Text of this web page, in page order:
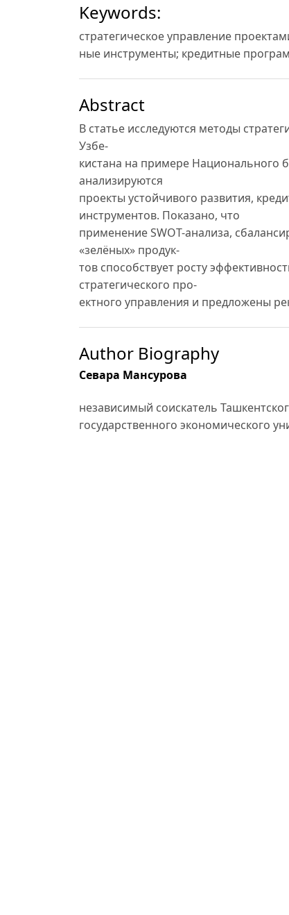
Keywords:
стратегическое управление
ные инструменты; кредитные
Abstract
В статье исследуются методы
Узбе-
кистана на примере Национального
анализируются
проекты устойчивого развития,
инструментов. Показано, что
применение SWOT-анализа,
«зелёных» продук-
тов способствует росту
стратегического про-
ектного управления и предложены
Author Biography
Севара Мансурова
независимый соискатель
государственного экономического